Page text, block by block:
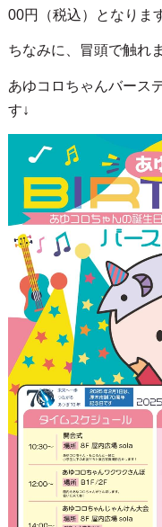
00円（税込）となりま
ちなみに、冒頭で触れ
あゆコロちゃんバース
す↓